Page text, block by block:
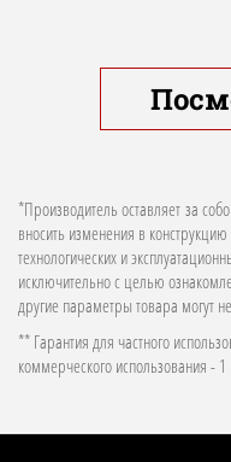
*Производитель оставляет за
вносить изменения в
технологических и
исключительно с целью
другие параметры товара могут
** Гарантия для частного
коммерческого использования -